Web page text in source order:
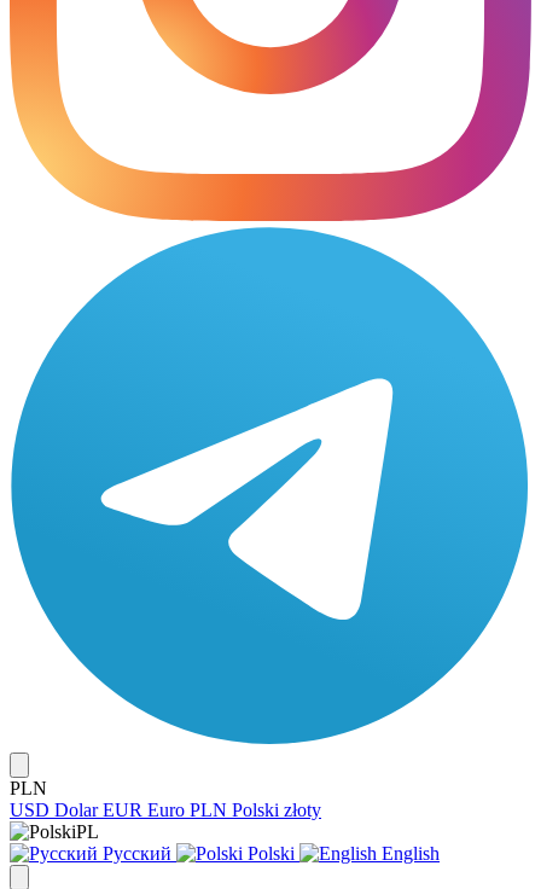
PLN
USD Dolar EUR Euro PLN Polski złoty
PL
Русский
Polski English